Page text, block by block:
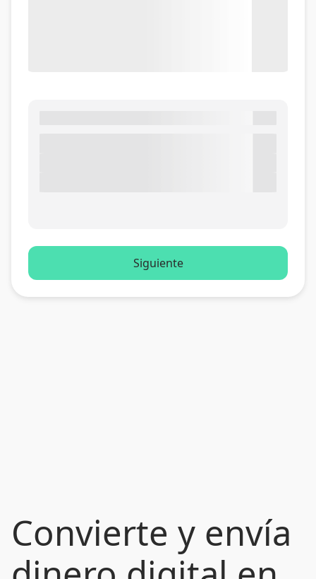
Convierte y envía
Siguiente